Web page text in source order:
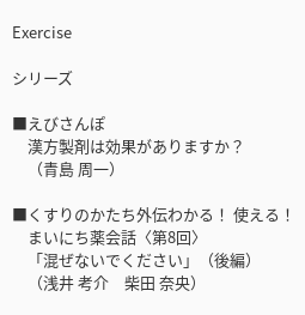
Exercise
シリーズ
■えびさんぽ
漢方製剤は効果がありますか？
（青島 周一）
■くすりのかたち外伝わかる！ 使える！
まいにち薬会話〈第8回〉
「混ぜないでください」（後編）
（浅井 考介 柴田 奈央）